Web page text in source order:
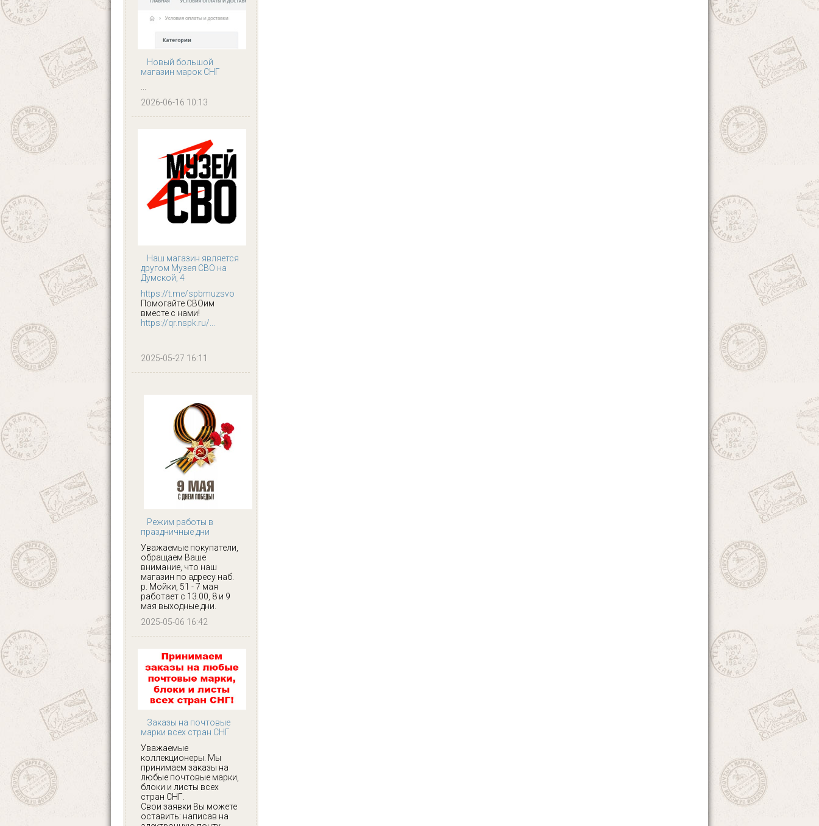
Новый большой
магазин марок СНГ
...
2026-06-16 10:13
Наш магазин является
другом Музея СВО на
Думской, 4
https://t.me/spbmuzsvo
Помогайте СВОим
вместе с нами!
https://qr.nspk.ru/...
2025-05-27 16:11
Режим работы в
праздничные дни
Уважаемые покупатели,
обращаем Ваше
внимание, что наш
магазин по адресу наб.
р. Мойки, 51 - 7 мая
работает с 13.00, 8 и 9
мая выходные дни.
2025-05-06 16:42
Заказы на почтовые
марки всех стран СНГ
Уважаемые
коллекционеры. Мы
принимаем заказы на
любые почтовые марки,
блоки и листы всех
стран СНГ.
Свои заявки Вы можете
оставить: написав на